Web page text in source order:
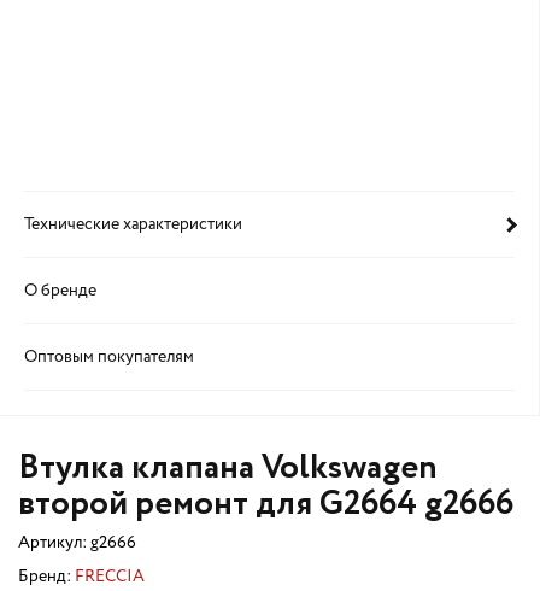
Технические характеристики
О бренде
Оптовым покупателям
Втулка клапана Volkswagen
второй ремонт для G2664 g2666
Артикул: g2666
Бренд: FRECCIA